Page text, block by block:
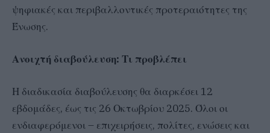
ψηφιακές και περιβαλλοντικές προτεραιότητες της
Ένωσης.
Ανοιχτή διαβούλευση: Τι προβλέπει
Η διαδικασία διαβούλευσης θα διαρκέσει 12
εβδομάδες, έως τις 26 Οκτωβρίου 2025. Όλοι οι
ενδιαφερόμενοι – επιχειρήσεις, πολίτες, ενώσεις και